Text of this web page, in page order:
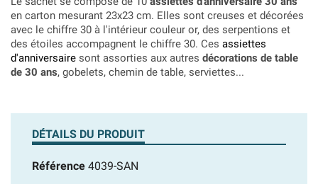
en carton mesurant 23x23 cm. Elles sont creuses et décorées
avec le chiffre 30 à l'intérieur couleur or, des serpentions et
des étoiles accompagnent le chiffre 30. Ces assiettes
d'anniversaire sont assorties aux autres décorations de table
de 30 ans, gobelets, chemin de table, serviettes...
DÉTAILS DU PRODUIT
Référence 4039-SAN